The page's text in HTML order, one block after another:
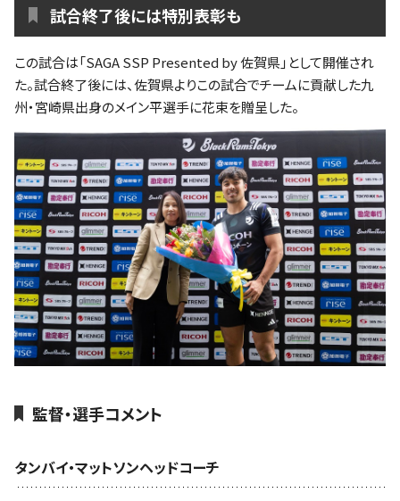
試合終了後には特別表彰も
この試合は「SAGA SSP Presented by 佐賀県」として開催され
た。試合終了後には、佐賀県よりこの試合でチームに貢献した九
州・宮崎県出身のメイン平選手に花束を贈呈した。
監督・選手コメント
タンバイ・マットソンヘッドコーチ